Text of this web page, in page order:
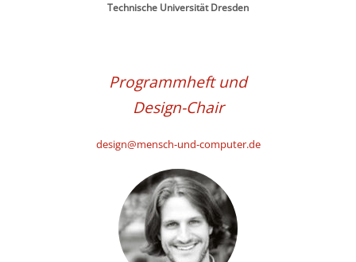
Technische Universität Dresden
Programmheft und
Design-Chair
design@mensch-und-computer.de